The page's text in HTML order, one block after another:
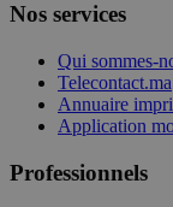
Nos services
Qui sommes-
Telecontact.ma
Annuaire
Application
Professionnels